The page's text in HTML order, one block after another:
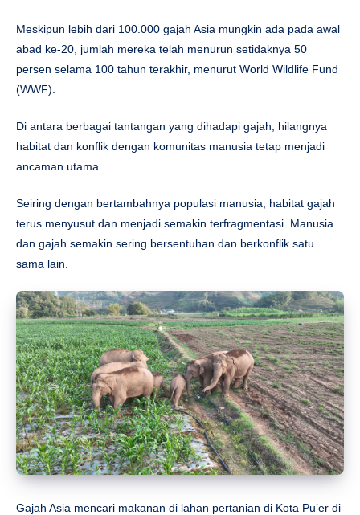
Meskipun lebih dari 100.000 gajah Asia mungkin ada pada awal
abad ke-20, jumlah mereka telah menurun setidaknya 50
persen selama 100 tahun terakhir, menurut World Wildlife Fund
(WWF).
Di antara berbagai tantangan yang dihadapi gajah, hilangnya
habitat dan konflik dengan komunitas manusia tetap menjadi
ancaman utama.
Seiring dengan bertambahnya populasi manusia, habitat gajah
terus menyusut dan menjadi semakin terfragmentasi. Manusia
dan gajah semakin sering bersentuhan dan berkonflik satu
sama lain.
Gajah Asia mencari makanan di lahan pertanian di Kota Pu’er di